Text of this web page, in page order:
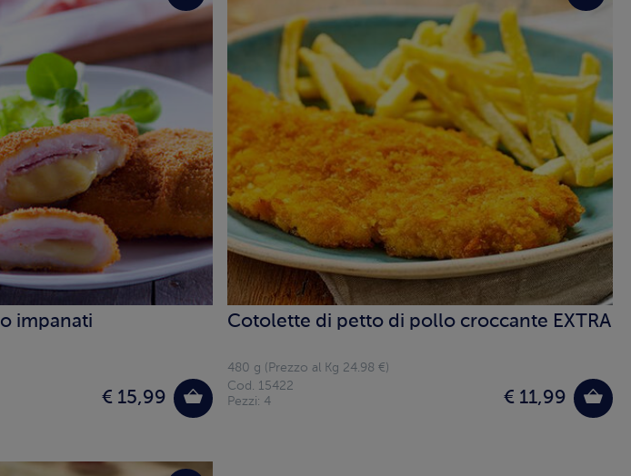
impanati
€ 15,99
Cotolette di petto di pollo croccante EXTRA
480 g (Prezzo al Kg 24.98 €)
€ 11,99
Cod. 15422
Pezzi: 4